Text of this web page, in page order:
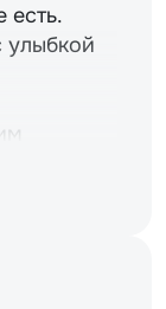
есть.
улыбкой